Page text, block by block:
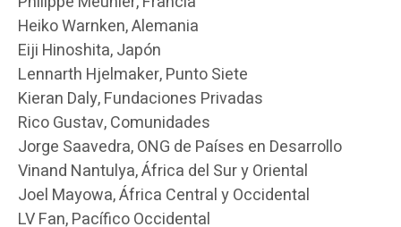
Heiko Warnken, Alemania
Eiji Hinoshita, Japón
Lennarth Hjelmaker, Punto Siete
Kieran Daly, Fundaciones Privadas
Rico Gustav, Comunidades
Jorge Saavedra, ONG de Países en Desarrollo
Vinand Nantulya, África del Sur y Oriental
Joel Mayowa, África Central y Occidental
LV Fan, Pacífico Occidental